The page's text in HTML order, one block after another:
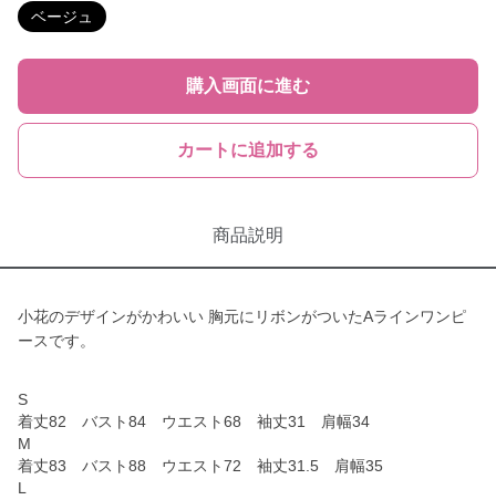
ベージュ
購入画面に進む
カートに追加する
商品説明
小花のデザインがかわいい 胸元にリボンがついたAラインワンピ
ースです。
S
着丈82 バスト84 ウエスト68 袖丈31 肩幅34
M
着丈83 バスト88 ウエスト72 袖丈31.5 肩幅35
L